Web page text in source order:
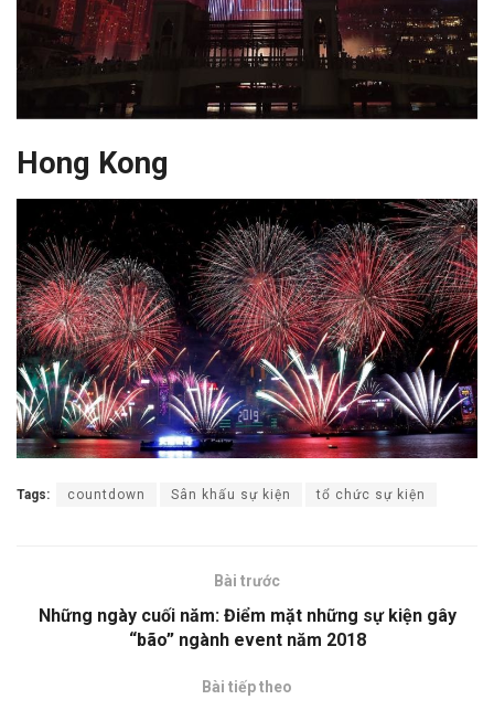
Hong Kong
Tags: countdown Sân khấu sự kiện tổ chức sự kiện
Bài trước
Những ngày cuối năm: Điểm mặt những sự kiện gây
“bão” ngành event năm 2018
Bài tiếp theo